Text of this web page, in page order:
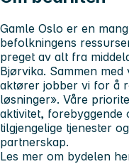
Gamle Oslo er en
befolkningens
preget av alt fra
Bjørvika. Sammen
aktører jobber vi for å
løsninger». Våre
aktivitet, forebyggende
tilgjengelige tjenester
partnerskap.
Les mer om bydelen